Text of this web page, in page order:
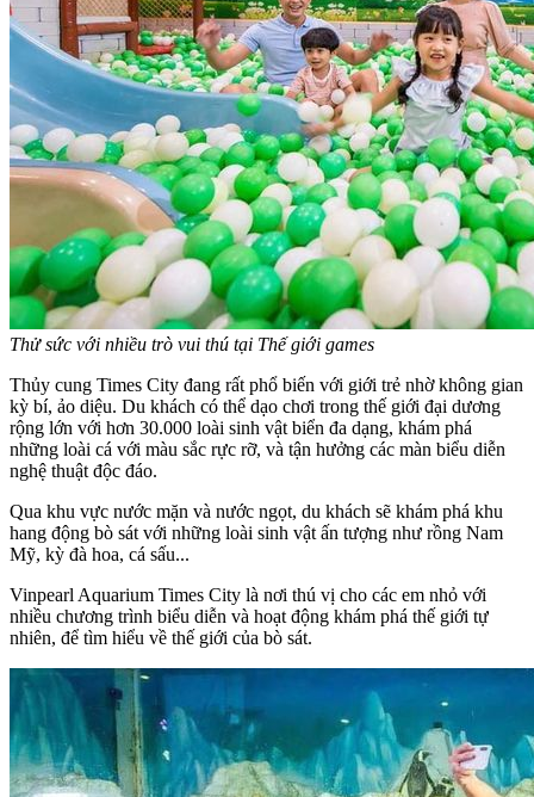
Thử sức với nhiều trò vui thú tại Thế giới games
Thủy cung Times City đang rất phổ biến với giới trẻ nhờ không gian
kỳ bí, ảo diệu. Du khách có thể dạo chơi trong thế giới đại dương
rộng lớn với hơn 30.000 loài sinh vật biển đa dạng, khám phá
những loài cá với màu sắc rực rỡ, và tận hưởng các màn biểu diễn
nghệ thuật độc đáo.
Qua khu vực nước mặn và nước ngọt, du khách sẽ khám phá khu
hang động bò sát với những loài sinh vật ấn tượng như rồng Nam
Mỹ, kỳ đà hoa, cá sấu...
Vinpearl Aquarium Times City là nơi thú vị cho các em nhỏ với
nhiều chương trình biểu diễn và hoạt động khám phá thế giới tự
nhiên, để tìm hiểu về thế giới của bò sát.